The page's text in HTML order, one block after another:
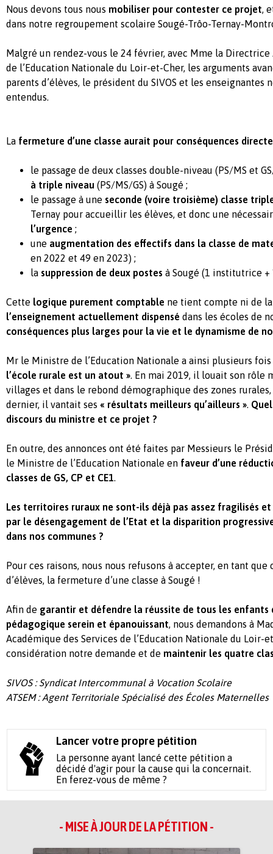
Nous devons tous nous mobiliser pour contester ce projet,
dans notre regroupement scolaire Sougé-Trôo-Ternay-
Malgré un rendez-vous le 24 février, avec Mme la Directrice
de l’Education Nationale du Loir-et-Cher, les arguments
parents d’élèves, le président du SIVOS et les enseignantes
entendus.
La fermeture d’une classe aurait pour conséquences
le passage de deux classes double-niveau (PS/MS et
à triple niveau (PS/MS/GS) à Sougé ;
le passage à une seconde (voire troisième) classe
Ternay pour accueillir les élèves, et donc une
l’urgence ;
une augmentation des effectifs dans la classe de
en 2022 et 49 en 2023) ;
la suppression de deux postes à Sougé (1 institutrice +
Cette logique purement comptable ne tient compte ni de
l’enseignement actuellement dispensé dans les écoles de
conséquences plus larges pour la vie et le dynamisme de
Mr le Ministre de l’Education Nationale a ainsi plusieurs
l’école rurale est un atout ». En mai 2019, il louait son rôle
villages et dans le rebond démographique des zones
dernier, il vantait ses « résultats meilleurs qu’ailleurs ».
discours du ministre et ce projet ?
En outre, des annonces ont été faites par Messieurs le
le Ministre de l’Education Nationale en faveur d’une
classes de GS, CP et CE1.
Les territoires ruraux ne sont-ils déjà pas assez fragilisés
par le désengagement de l’Etat et la disparition
dans nos communes ?
Pour ces raisons, nous nous refusons à accepter, en tant
d’élèves, la fermeture d’une classe à Sougé !
Afin de garantir et défendre la réussite de tous les enfants
pédagogique serein et épanouissant, nous demandons à
Académique des Services de l’Education Nationale du Loir-
considération notre demande et de maintenir les quatre
SIVOS : Syndicat Intercommunal à Vocation Scolaire
ATSEM : Agent Territoriale Spécialisé des Écoles Maternelles
Lancer votre propre pétition
La personne ayant lancé cette pétition a
décidé d'agir pour la cause qui la concernait.
En ferez-vous de même ?
- MISE À JOUR DE LA PÉTITION -